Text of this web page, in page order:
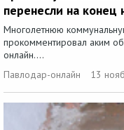
перенесли на конец
Многолетнюю
прокомментировал аким
онлайн....
Павлодар-онлайн
13